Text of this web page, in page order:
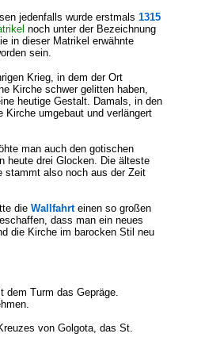
jedenfalls wurde erstmals 1315
noch unter der Bezeichnung
in dieser Matrikel erwähnte
sein.
Krieg, in dem der Ort
Kirche schwer gelitten haben,
heutige Gestalt. Damals, in den
Kirche umgebaut und verlängert
man auch den gotischen
heute drei Glocken. Die älteste
stammt also noch aus der Zeit
die Wallfahrteinen so großen
dass man ein neues
die Kirche im barocken Stil neu
dem Turm das Gepräge.
von Golgota, das St.